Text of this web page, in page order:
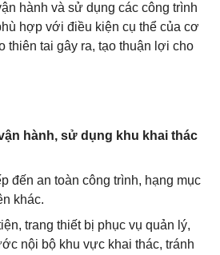
hành và sử dụng các công trình
hợp với điều kiện cụ thể của cơ
thiên tai gây ra, tạo thuận lợi cho
hành, sử dụng khu khai thác
đến an toàn công trình, hạng mục
khác.
trang thiết bị phục vụ quản lý,
nội bộ khu vực khai thác, tránh